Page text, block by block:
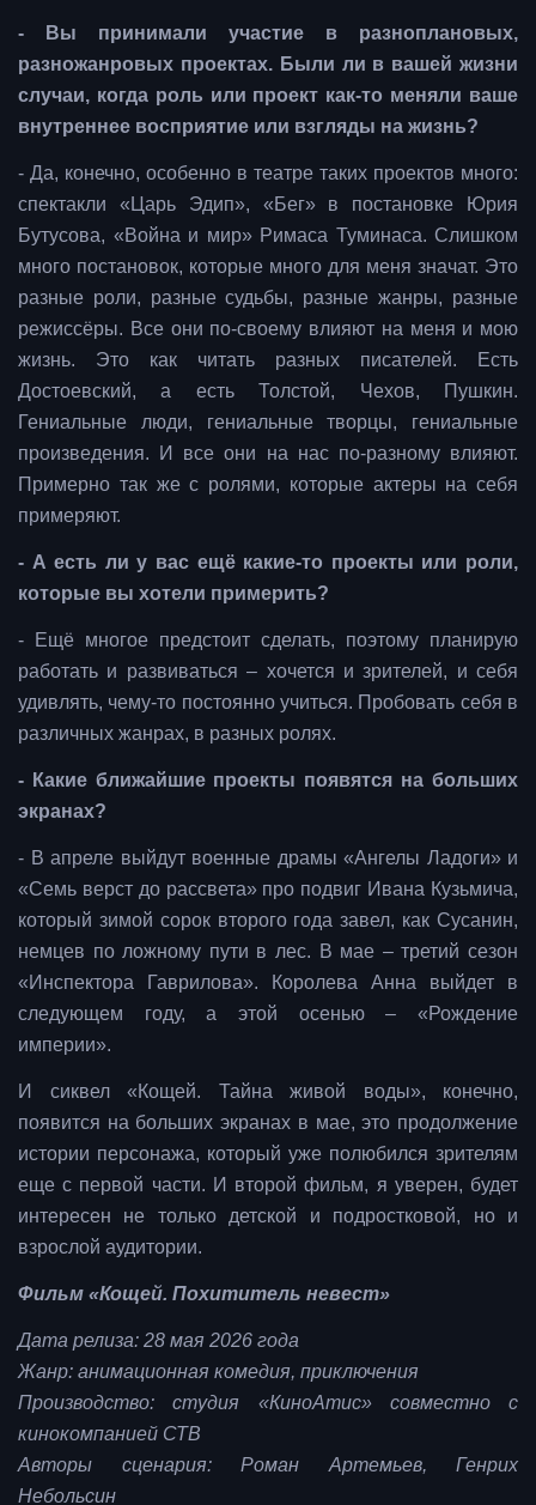
- Вы принимали участие в разноплановых,
разножанровых проектах. Были ли в вашей жизни
случаи, когда роль или проект как-то меняли ваше
внутреннее восприятие или взгляды на жизнь?
- Да, конечно, особенно в театре таких проектов много:
спектакли «Царь Эдип», «Бег» в постановке Юрия
Бутусова, «Война и мир» Римаса Туминаса. Слишком
много постановок, которые много для меня значат. Это
разные роли, разные судьбы, разные жанры, разные
режиссёры. Все они по-своему влияют на меня и мою
жизнь. Это как читать разных писателей. Есть
Достоевский, а есть Толстой, Чехов, Пушкин.
Гениальные люди, гениальные творцы, гениальные
произведения. И все они на нас по-разному влияют.
Примерно так же с ролями, которые актеры на себя
примеряют.
- А есть ли у вас ещё какие-то проекты или роли,
которые вы хотели примерить?
- Ещё многое предстоит сделать, поэтому планирую
работать и развиваться – хочется и зрителей, и себя
удивлять, чему-то постоянно учиться. Пробовать себя в
различных жанрах, в разных ролях.
- Какие ближайшие проекты появятся на больших
экранах?
- В апреле выйдут военные драмы «Ангелы Ладоги» и
«Семь верст до рассвета» про подвиг Ивана Кузьмича,
который зимой сорок второго года завел, как Сусанин,
немцев по ложному пути в лес. В мае – третий сезон
«Инспектора Гаврилова». Королева Анна выйдет в
следующем году, а этой осенью – «Рождение
империи».
И сиквел «Кощей. Тайна живой воды», конечно,
появится на больших экранах в мае, это продолжение
истории персонажа, который уже полюбился зрителям
еще с первой части. И второй фильм, я уверен, будет
интересен не только детской и подростковой, но и
взрослой аудитории.
Фильм «Кощей. Похититель невест»
Дата релиза: 28 мая 2026 года
Жанр: анимационная комедия, приключения
Производство: студия «КиноАтис» совместно с
кинокомпанией СТВ
Авторы сценария: Роман Артемьев, Генрих
Небольсин